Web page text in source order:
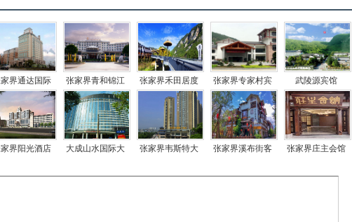
界通达国际
张家界青和锦江
国际酒店
张家界禾田居度
假酒店
张家界专家村宾
馆
武陵源宾馆
界阳光酒店
大成山水国际大
张家界韦斯特大
张家界溪布街客
张家界庄主会馆